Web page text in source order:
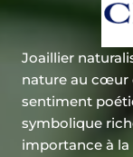
Joaillier
nature au cœur
sentiment
symbolique
importance à